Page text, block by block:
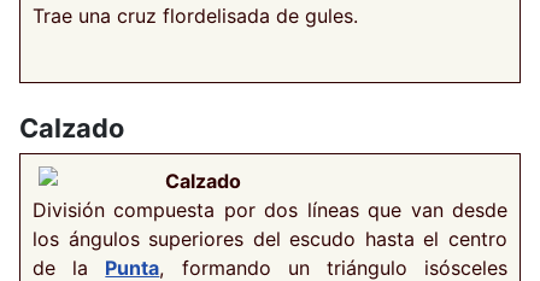
Trae una cruz flordelisada de gules.
Calzado
Calzado
División compuesta por dos líneas que van desde
los ángulos superiores del escudo hasta el centro
de la Punta, formando un triángulo isósceles